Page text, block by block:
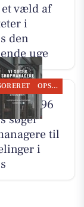
væld af
i
den
uge
OPSLAGSTAVLEN
Studio 96
søger
til
i